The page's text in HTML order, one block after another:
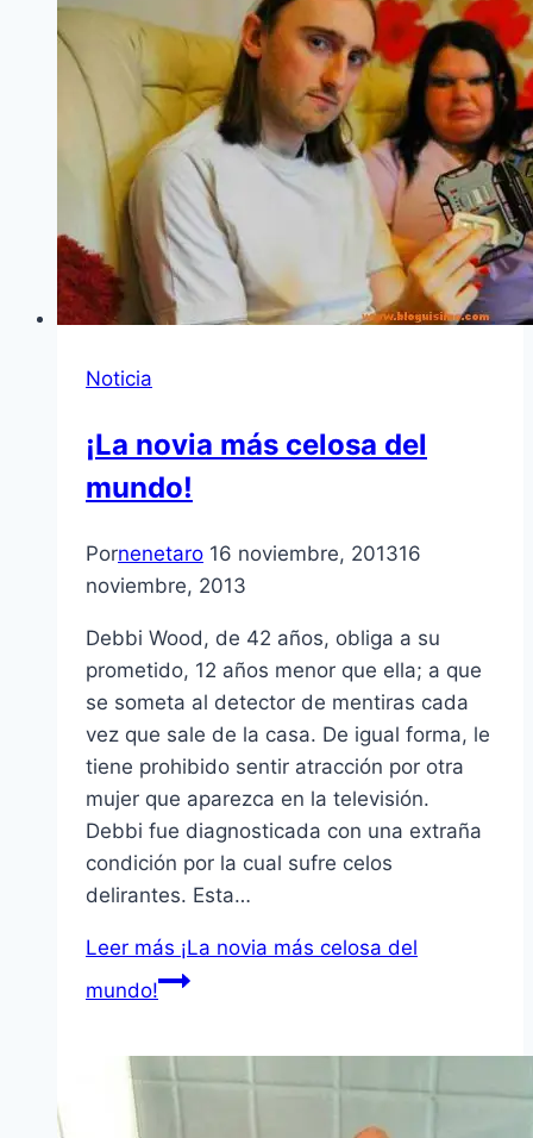
Noticia
¡La novia más celosa del
mundo!
Pornenetaro 16 noviembre, 201316
noviembre, 2013
Debbi Wood, de 42 años, obliga a su
prometido, 12 años menor que ella; a que
se someta al detector de mentiras cada
vez que sale de la casa. De igual forma, le
tiene prohibido sentir atracción por otra
mujer que aparezca en la televisión.
Debbi fue diagnosticada con una extraña
condición por la cual sufre celos
delirantes. Esta…
Leer más ¡La novia más celosa del
mundo!